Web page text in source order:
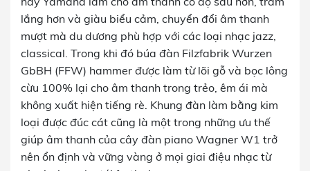
lắng hơn và giàu biểu cảm, chuyển đổi âm thanh
mượt mà du dương phù hợp với các loại nhạc jazz,
classical. Trong khi đó búa đàn Filzfabrik Wurzen
GbBH (FFW) hammer được làm từ lõi gỗ và bọc lông
cừu 100% lại cho âm thanh trong trẻo, êm ái mà
không xuất hiện tiếng rè. Khung đàn làm bằng kim
loại được đúc cát cũng là một trong những ưu thế
giúp âm thanh của cây đàn piano Wagner W1 trở
nên ổn định và vững vàng ở mọi giai điệu nhạc từ